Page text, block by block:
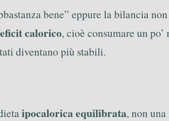
bene” eppure la bilancia
calorico, cioè consumare un
diventano più stabili.
ipocalorica equilibrata, non